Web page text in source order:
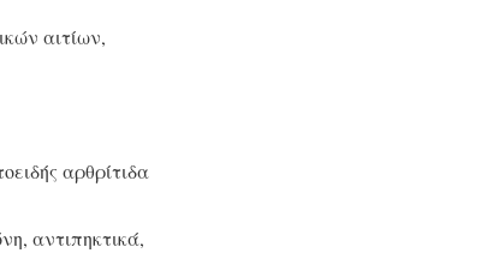
αιτίων,
αρθρίτιδα
αντιπηκτικά,